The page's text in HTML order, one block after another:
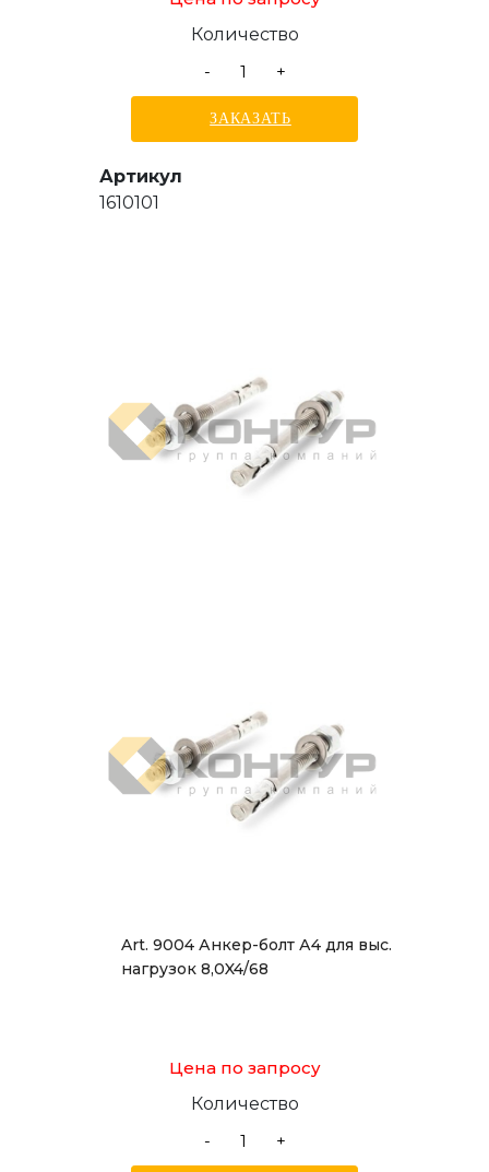
Количество
-
+
ЗАКАЗАТЬ
Артикул
1610101
Art. 9004 Анкер-болт А4 для выс.
нагрузок 8,0X4/68
Цена по запросу
Количество
-
+